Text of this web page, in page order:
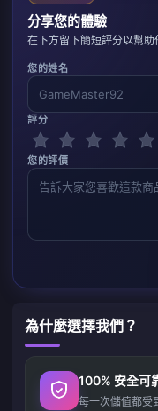
分享您的體驗
在下方留下簡短評分以幫助
您的姓名
評分
您的評價
為什麼選擇我們？
100% 安全可
每一次儲值都受